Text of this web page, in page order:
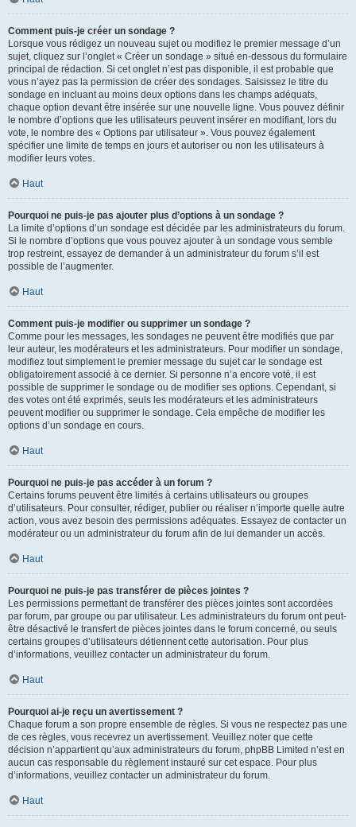
Comment puis-je créer un sondage ?
Lorsque vous rédigez un nouveau sujet ou modifiez le premier message d’un
sujet, cliquez sur l’onglet « Créer un sondage » situé en-dessous du formulaire
principal de rédaction. Si cet onglet n’est pas disponible, il est probable que
vous n’ayez pas la permission de créer des sondages. Saisissez le titre du
sondage en incluant au moins deux options dans les champs adéquats,
chaque option devant être insérée sur une nouvelle ligne. Vous pouvez définir
le nombre d’options que les utilisateurs peuvent insérer en modifiant, lors du
vote, le nombre des « Options par utilisateur ». Vous pouvez également
spécifier une limite de temps en jours et autoriser ou non les utilisateurs à
modifier leurs votes.
Haut
Pourquoi ne puis-je pas ajouter plus d’options à un sondage ?
La limite d’options d’un sondage est décidée par les administrateurs du forum.
Si le nombre d’options que vous pouvez ajouter à un sondage vous semble
trop restreint, essayez de demander à un administrateur du forum s’il est
possible de l’augmenter.
Haut
Comment puis-je modifier ou supprimer un sondage ?
Comme pour les messages, les sondages ne peuvent être modifiés que par
leur auteur, les modérateurs et les administrateurs. Pour modifier un sondage,
modifiez tout simplement le premier message du sujet car le sondage est
obligatoirement associé à ce dernier. Si personne n’a encore voté, il est
possible de supprimer le sondage ou de modifier ses options. Cependant, si
des votes ont été exprimés, seuls les modérateurs et les administrateurs
peuvent modifier ou supprimer le sondage. Cela empêche de modifier les
options d’un sondage en cours.
Haut
Pourquoi ne puis-je pas accéder à un forum ?
Certains forums peuvent être limités à certains utilisateurs ou groupes
d’utilisateurs. Pour consulter, rédiger, publier ou réaliser n’importe quelle autre
action, vous avez besoin des permissions adéquates. Essayez de contacter un
modérateur ou un administrateur du forum afin de lui demander un accès.
Haut
Pourquoi ne puis-je pas transférer de pièces jointes ?
Les permissions permettant de transférer des pièces jointes sont accordées
par forum, par groupe ou par utilisateur. Les administrateurs du forum ont peut-
être désactivé le transfert de pièces jointes dans le forum concerné, ou seuls
certains groupes d’utilisateurs détiennent cette autorisation. Pour plus
d’informations, veuillez contacter un administrateur du forum.
Haut
Pourquoi ai-je reçu un avertissement ?
Chaque forum a son propre ensemble de règles. Si vous ne respectez pas une
de ces règles, vous recevrez un avertissement. Veuillez noter que cette
décision n’appartient qu’aux administrateurs du forum, phpBB Limited n’est en
aucun cas responsable du règlement instauré sur cet espace. Pour plus
d’informations, veuillez contacter un administrateur du forum.
Haut